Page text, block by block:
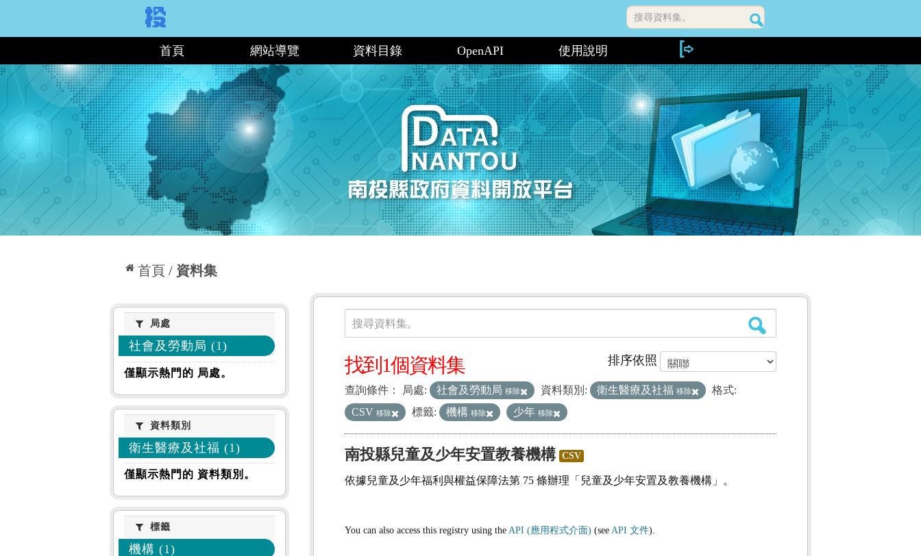
搜尋資料集。
首頁 網站導覽 資料目錄 OpenAPI 使用說明
首頁 資料集
局處局處
社會及勞動局 (1)
僅顯示熱門的 局處。
資料類別
資料類別
衛生醫療及社福 (1)
僅顯示熱門的 資料類別。
標籤標籤
機構 (1)
資料集
搜尋資料集。
排序依照
找到1個資料集
查詢條件： 局處: 社會及勞動局 移除 資料類別: 衛生醫療及社福 移除
格式:
CSV 移除 標籤: 機構 移除 少年 移除
南投縣兒童及少年安置教養機構 CSV
依據兒童及少年福利與權益保障法第 75 條辦理「兒童及少年安置及教養機構」。
You can also access this registry using the API (應用程式介面) (see API 文件).